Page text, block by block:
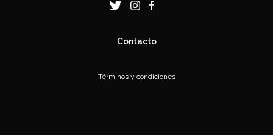
Contacto
Términos y condiciones